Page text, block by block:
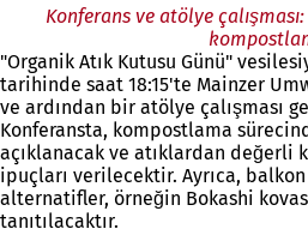
Konferans ve atölye
"Organik Atık Kutusu Günü"
tarihinde saat 18:15'te Mainzer
ve ardından bir atölye çalışması
Konferansta, kompostlama
açıklanacak ve atıklardan değerli
ipuçları verilecektir. Ayrıca,
alternatifler, örneğin Bokashi
tanıtılacaktır.